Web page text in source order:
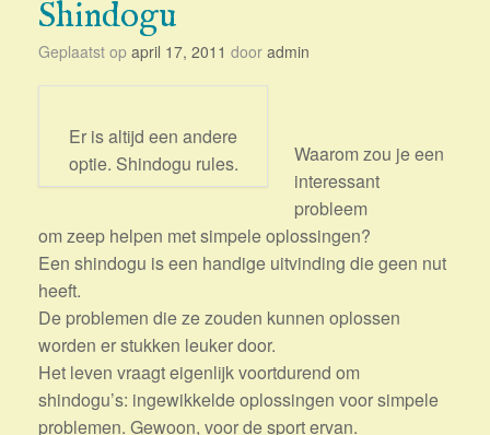
Shindogu
Geplaatst op april 17, 2011 door admin
Er is altijd een andere
optie. Shindogu rules.
Waarom zou je een
interessant
probleem
om zeep helpen met simpele oplossingen?
Een shindogu is een handige uitvinding die geen nut
heeft.
De problemen die ze zouden kunnen oplossen
worden er stukken leuker door.
Het leven vraagt eigenlijk voortdurend om
shindogu’s: ingewikkelde oplossingen voor simpele
problemen. Gewoon, voor de sport ervan.